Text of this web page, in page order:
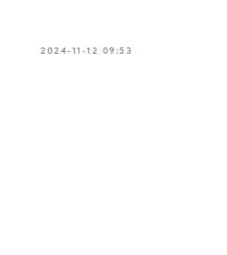
2024-11-12 09:53